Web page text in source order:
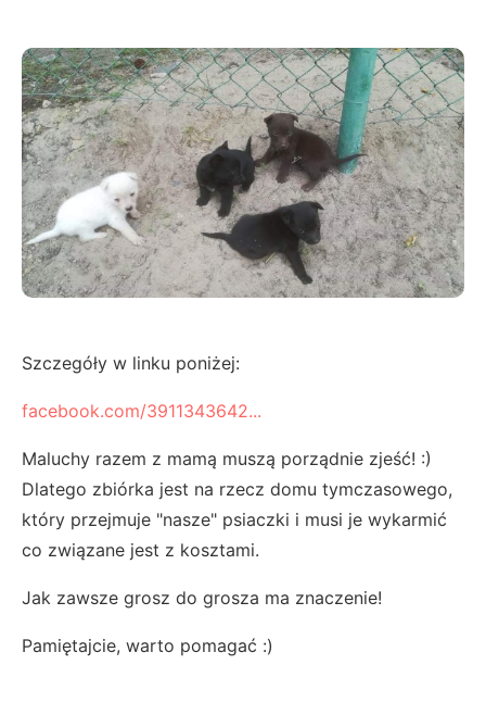
Szczegóły w linku poniżej:
facebook.com/3911343642...
Maluchy razem z mamą muszą porządnie zjeść! :)
Dlatego zbiórka jest na rzecz domu tymczasowego,
który przejmuje "nasze" psiaczki i musi je wykarmić
co związane jest z kosztami.
Jak zawsze grosz do grosza ma znaczenie!
Pamiętajcie, warto pomagać :)